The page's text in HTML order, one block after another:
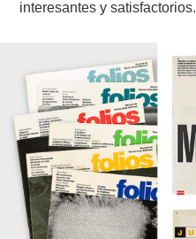
interesantes y satisfactorios.